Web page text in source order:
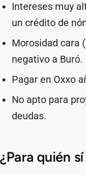
Intereses muy
un crédito de
Morosidad cara
negativo a Buró.
Pagar en Oxxo
No apto para
deudas.
¿Para quién